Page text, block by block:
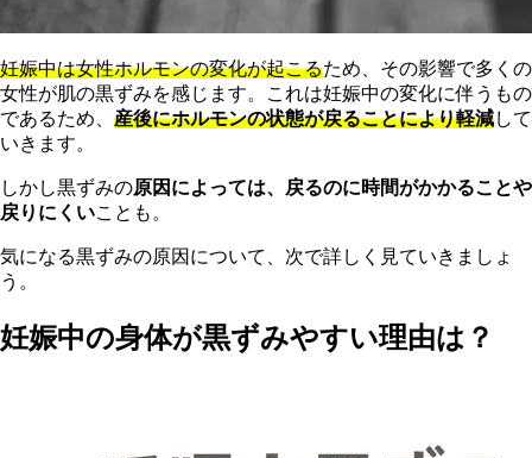
妊娠中は女性ホルモンの変化が起こるため、その影響で多くの
女性が肌の黒ずみを感じます。これは妊娠中の変化に伴うもの
であるため、 産後にホルモンの状態が戻ることにより軽減して
いきます。
しかし黒ずみの原因によっては、戻るのに時間がかかることや
戻りにくいことも。
気になる黒ずみの原因について、次で詳しく見ていきましょ
う。
妊娠中の身体が黒ずみやすい理由は？